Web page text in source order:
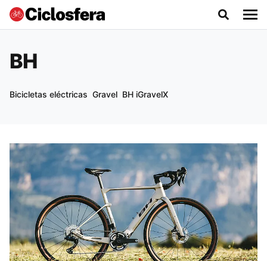
BH
Bicicletas eléctricas Gravel BH iGravelX